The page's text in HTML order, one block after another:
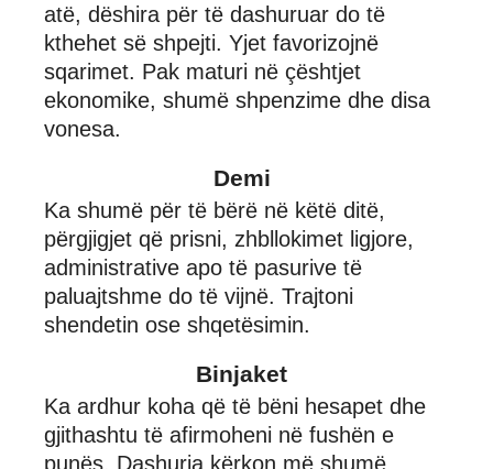
atë, dëshira për të dashuruar do të
kthehet së shpejti. Yjet favorizojnë
sqarimet. Pak maturi në çështjet
ekonomike, shumë shpenzime dhe disa
vonesa.
Demi
Ka shumë për të bërë në këtë ditë,
përgjigjet që prisni, zhbllokimet ligjore,
administrative apo të pasurive të
paluajtshme do të vijnë. Trajtoni
shendetin ose shqetësimin.
Binjaket
Ka ardhur koha që të bëni hesapet dhe
gjithashtu të afirmoheni në fushën e
punës. Dashuria kërkon më shumë